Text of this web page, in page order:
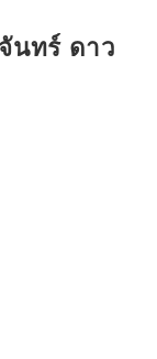
นทร์ ดาว